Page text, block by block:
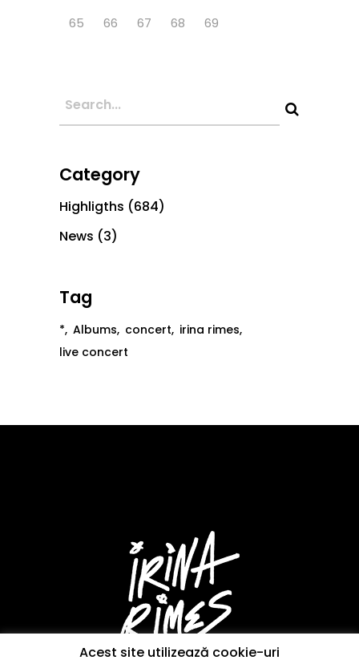
65
66 67 68 69
Category
Highligths (684)
News (3)
Tag
* Albums concert irina rimes
live concert
Acest site utilizează cookie-uri